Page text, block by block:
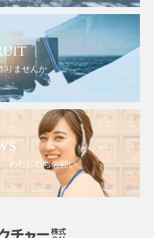
りませんか
わたしたちの願い。